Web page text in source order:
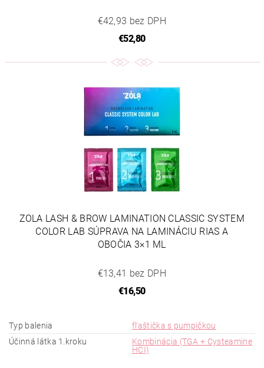
€42,93 bez DPH
€52,80
ZOLA LASH & BROW LAMINATION CLASSIC SYSTEM
COLOR LAB SÚPRAVA NA LAMINÁCIU RIAS A
OBOČIA 3×1 ML
€13,41 bez DPH
€16,50
Typ balenia
fľaštička s pumpičkou
Účinná látka 1.kroku
Kombinácia (TGA + Cysteamine
HCI)